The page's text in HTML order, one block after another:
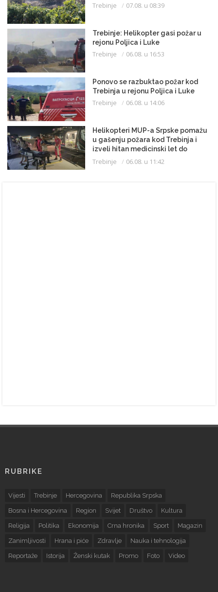
Trebinje 07.08. u 08:39
Trebinje: Helikopter gasi požar u
rejonu Poljica i Luke
Trebinje 06.08. u 16:53
Ponovo se razbuktao požar kod
Trebinja u rejonu Poljica i Luke
Trebinje 06.08. u 14:06
Helikopteri MUP-a Srpske pomažu
u gašenju požara kod Trebinja i
izveli hitan medicinski let do
Beograda
Trebinje 06.08. u 11:42
RUBRIKE
Vijesti Trebinje Hercegovina Republika Srpska
Bosna i Hercegovina Region Svijet Društvo Kultura
Religija Politika Ekonomija Crna hronika Sport Magazin
Zanimljivosti Hrana i piće Zdravlje Nauka i tehnologija
Reportaže Istorija Ženski kutak Promo Foto Video